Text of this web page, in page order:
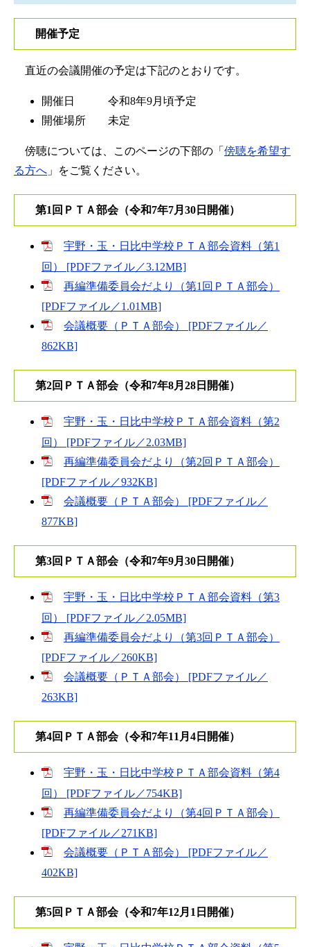
開催予定
直近の会議開催の予定は下記のとおりです。
開催日 令和8年9月頃予定
開催場所 未定
傍聴については、このページの下部の「 傍聴を希望す
る方へ 」をご覧ください。​
第1回ＰＴＡ部会（令和7年7月30日開催）
宇野・玉・日比中学校ＰＴＡ部会資料（第1
回） [PDFファイル／3.12MB]
再編準備委員会だより（第1回ＰＴＡ部会）
[PDFファイル／1.01MB]
会議概要（ＰＴＡ部会） [PDFファイル／
862KB]
第2回ＰＴＡ部会（令和7年8月28日開催）
宇野・玉・日比中学校ＰＴＡ部会資料（第2
回） [PDFファイル／2.03MB]
再編準備委員会だより（第2回ＰＴＡ部会）
[PDFファイル／932KB]
会議概要（ＰＴＡ部会） [PDFファイル／
877KB]
第3回ＰＴＡ部会（令和7年9月30日開催）
宇野・玉・日比中学校ＰＴＡ部会資料（第3
回） [PDFファイル／2.05MB]
再編準備委員会だより（第3回ＰＴＡ部会）
[PDFファイル／260KB]
会議概要（ＰＴＡ部会） [PDFファイル／
263KB]
第4回ＰＴＡ部会（令和7年11月4日開催）
宇野・玉・日比中学校ＰＴＡ部会資料（第4
回） [PDFファイル／754KB]
再編準備委員会だより（第4回ＰＴＡ部会）
[PDFファイル／271KB]
会議概要（ＰＴＡ部会） [PDFファイル／
402KB]
第5回ＰＴＡ部会（令和7年12月1日開催）